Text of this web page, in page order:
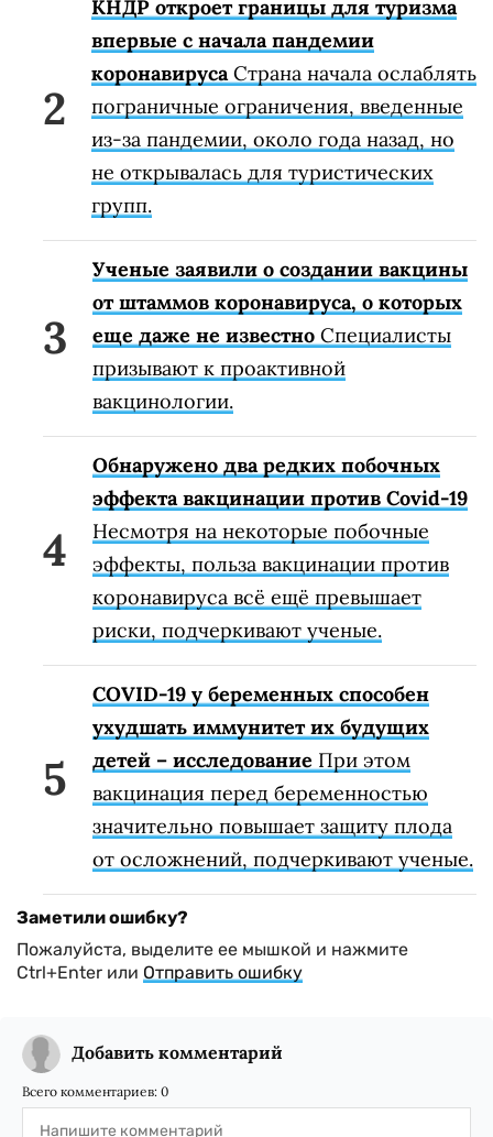
КНДР откроет границы для туризма
впервые с начала пандемии
коронавирусаСтрана начала ослаблять
пограничные ограничения, введенные
из-за пандемии, около года назад, но
не открывалась для туристических
групп.
Ученые заявили о создании вакцины
от штаммов коронавируса, о которых
еще даже не известно Специалисты
призывают к проактивной
вакцинологии.
Обнаружено два редких побочных
эффекта вакцинации против Covid-19
Несмотря на некоторые побочные
эффекты, польза вакцинации против
коронавируса всё ещё превышает
риски, подчеркивают ученые.
COVID-19 у беременных способен
ухудшать иммунитет их будущих
детей – исследование При этом
вакцинация перед беременностью
значительно повышает защиту плода
от осложнений, подчеркивают ученые.
Заметили ошибку?
Пожалуйста, выделите ее мышкой и нажмите
Ctrl+Enter или Отправить ошибку
Добавить комментарий
Всего комментариев: 0